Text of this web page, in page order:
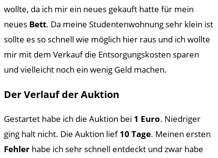
wollte, da ich mir ein neues gekauft hatte für mein
neues Bett. Da meine Studentenwohnung sehr klein ist
sollte es so schnell wie möglich hier raus und ich wollte
mir mit dem Verkauf die Entsorgungskosten sparen
und vielleicht noch ein wenig Geld machen.
Der Verlauf der Auktion
Gestartet habe ich die Auktion bei 1 Euro. Niedriger
ging halt nicht. Die Auktion lief10 Tage. Meinen ersten
Fehler habe ich sehr schnell entdeckt und zwar habe